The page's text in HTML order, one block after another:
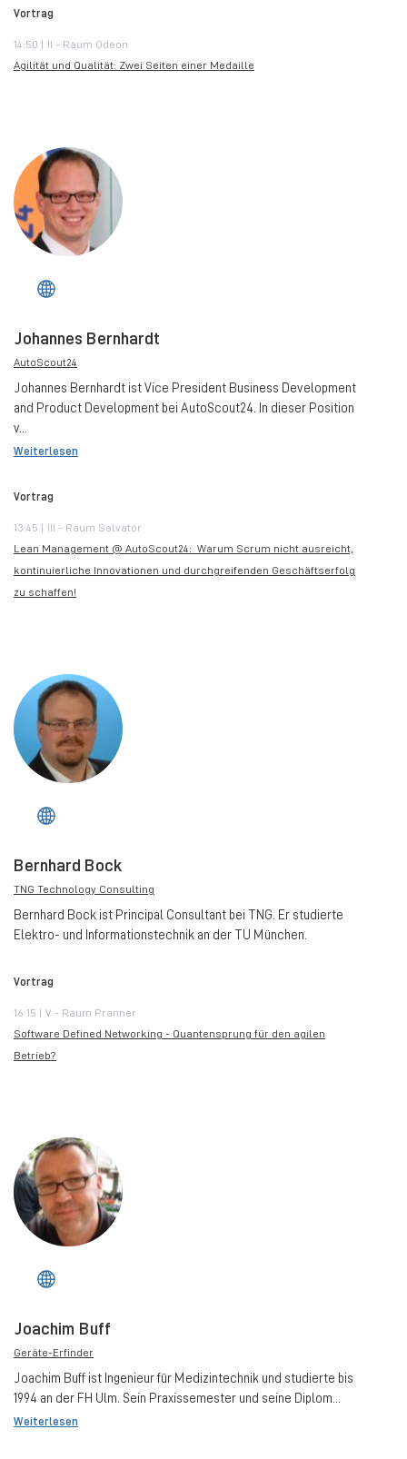
Vortrag
14:50 | II - Raum Odeon
Agilität und Qualität: Zwei Seiten einer Medaille
Johannes Bernhardt
AutoScout24
Johannes Bernhardt ist Vice President Business Development
and Product Development bei AutoScout24. In dieser Position
v...
Weiterlesen
Vortrag
13:45 | III - Raum Salvator
Lean Management @ AutoScout24: Warum Scrum nicht ausreicht,
kontinuierliche Innovationen und durchgreifenden Geschäftserfolg
zu schaffen!
Bernhard Bock
TNG Technology Consulting
Bernhard Bock ist Principal Consultant bei TNG. Er studierte
Elektro- und Informationstechnik an der TU München.
Vortrag
16:15 | V - Raum Pranner
Software Defined Networking - Quantensprung für den agilen
Betrieb?
Joachim Buff
Geräte-Erfinder
Joachim Buff ist Ingenieur für Medizintechnik und studierte bis
1994 an der FH Ulm. Sein Praxissemester und seine Diplom...
Weiterlesen